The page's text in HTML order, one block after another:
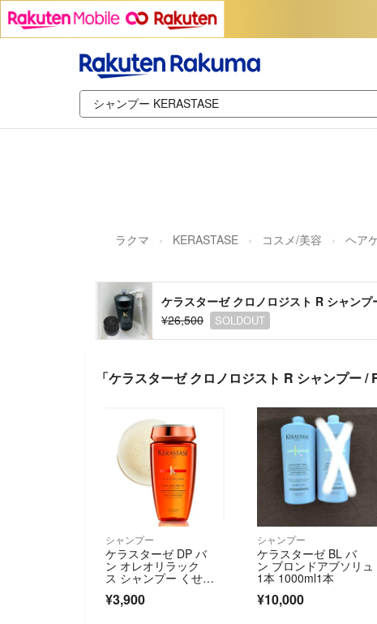
ラクマ KERASTASE コスメ/美容 ヘア
ケラスターゼ クロノロジスト R シャンプ
¥26,500
SOLDOUT
「ケラスターゼ クロノロジスト R シャンプー
シャンプー
ケラスターゼ DP バ
ン オレオリラック
ス シャンプー くせ
毛・ダメージ髪用
¥3,900
シャンプー
ケラスターゼ BL バ
ン ブロンドアブソリュ
1本 1000ml1本
¥10,000